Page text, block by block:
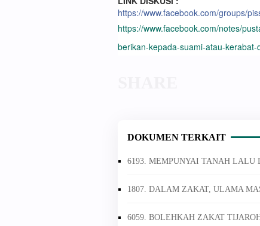
https://www.facebook.com/groups/
https://www.facebook.com/notes/
berikan-kepada-suami-atau-
DOKUMEN TERKAIT
6193. MEMPUNYAI TANAH LALU
1807. DALAM ZAKAT, ULAMA
6059. BOLEHKAH ZAKAT